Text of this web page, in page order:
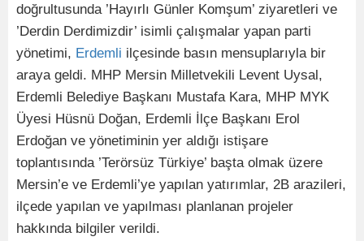
doğrultusunda ’Hayırlı Günler Komşum’ ziyaretleri ve
’Derdin Derdimizdir’ isimli çalışmalar yapan parti
yönetimi, Erdemli ilçesinde basın mensuplarıyla bir
araya geldi. MHP Mersin Milletvekili Levent Uysal,
Erdemli Belediye Başkanı Mustafa Kara, MHP MYK
Üyesi Hüsnü Doğan, Erdemli İlçe Başkanı Erol
Erdoğan ve yönetiminin yer aldığı istişare
toplantısında ’Terörsüz Türkiye’ başta olmak üzere
Mersin’e ve Erdemli’ye yapılan yatırımlar, 2B arazileri,
ilçede yapılan ve yapılması planlanan projeler
hakkında bilgiler verildi.